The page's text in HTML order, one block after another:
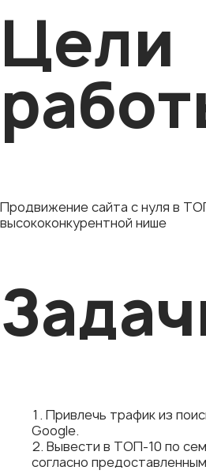
Цели
Продвижение сайта с нуля в
высококонкурентной нише
Привлечь трафик из
Google.
Вывести в ТОП-10 по
согласно